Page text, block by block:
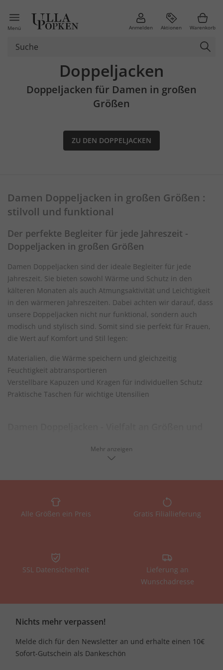
Menü Anmelden Aktionen Warenkorb
Doppeljacken
Doppeljacken für Damen in großen
Größen
ZU DEN DOPPELJACKEN
Damen Doppeljacken in großen Größen :
stilvoll und funktional
Der perfekte Begleiter für jede Jahreszeit -
Doppeljacken in großen Größen
Damen Doppeljacken sind der ideale Begleiter für jede
Jahreszeit. Sie bieten sowohl Wärme und Schutz in den
kälteren Monaten als auch Atmungsaktivität und Leichtigkeit
in den wärmeren Jahreszeiten. Dabei achten wir darauf, dass
unsere Doppeljacken nicht nur funktional, sondern auch
modisch und stylisch sind. Somit sind sie perfekt für Frauen,
die Wert auf Komfort und Stil legen:
Materialien, die Wärme speichern und gleichzeitig
Feuchtigkeit abtransportieren
Verstellbare Kapuzen und Kragen für individuellen Schutz
Praktische Taschen für wichtige Utensilien
In unserem Sortiment finden Sie übergroße Damen
Standardgrößen als auch spezielle Größen für große Frauen
und solche mit kräftigeren Figuren. Unser Ziel ist es, dass sich
jede Frau in ihrer Kleidung wohlfühlt und selbstbewusst
Größen von XL bis 6XL
Schnitte, die auf unterschiedliche Körperformen
abgestimmt sind
Anpassbare Taillenweiten für individuellen Sitz
Doppeljacken in großen Größen - Ulla Popken
Ulla Popken ist eine Marke, die sich darauf konzentriert,
Mehr anzeigen
Alle Größen ein Preis Gratis Filiallieferung
SSL Datensicherheit
Lieferung an
Wunschadresse
Nichts mehr verpassen!
Melde dich für den Newsletter an und erhalte einen 10€
Sofort-Gutschein als Dankeschön